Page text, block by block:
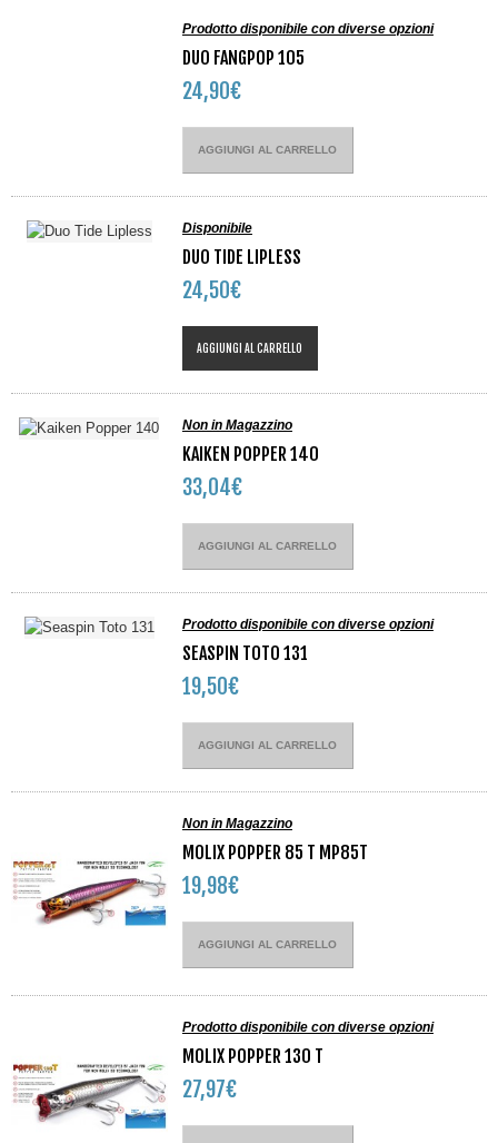
Prodotto disponibile con diverse opzioni
DUO FANGPOP 105
24,90€
AGGIUNGI AL CARRELLO
Disponibile
DUO TIDE LIPLESS
24,50€
AGGIUNGI AL CARRELLO
Non in Magazzino
KAIKEN POPPER 140
33,04€
AGGIUNGI AL CARRELLO
Prodotto disponibile con diverse opzioni
SEASPIN TOTO 131
19,50€
AGGIUNGI AL CARRELLO
Non in Magazzino
MOLIX POPPER 85 T MP85T
19,98€
AGGIUNGI AL CARRELLO
Prodotto disponibile con diverse opzioni
MOLIX POPPER 130 T
27,97€